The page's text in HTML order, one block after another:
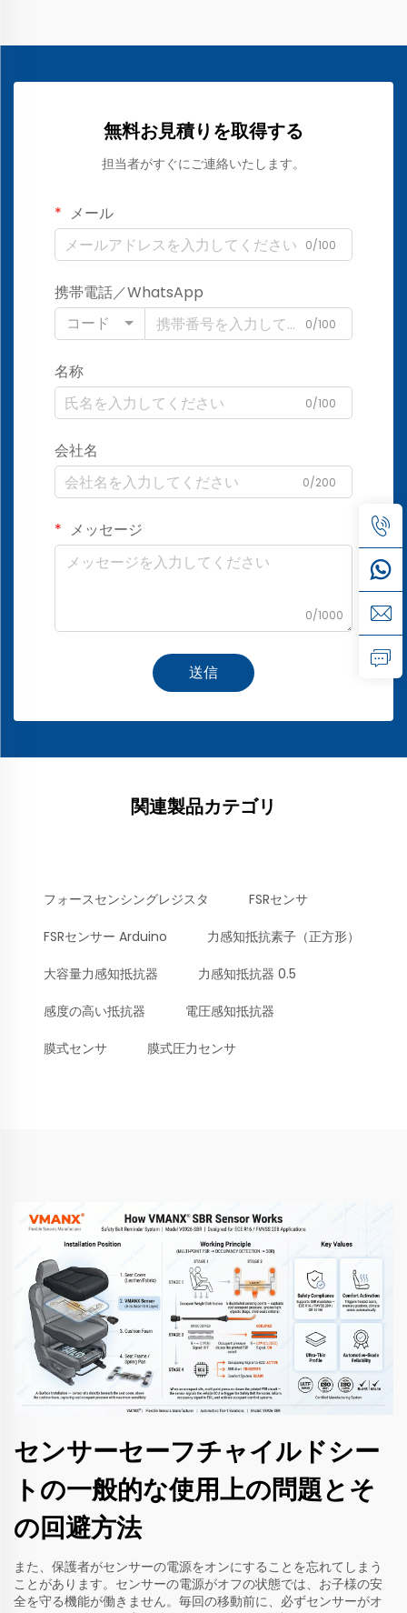
無料お見積りを取得する
担当者がすぐにご連絡いたします。
メール
0/100
携帯電話／WhatsApp
コード
0/100
名称
0/100
会社名
0/200
メッセージ
0/1000
送信
関連製品カテゴリ
フォースセンシングレジスタ FSRセンサ
FSRセンサー Arduino 力感知抵抗素子（正方形）
大容量力感知抵抗器 力感知抵抗器 0.5
感度の高い抵抗器 電圧感知抵抗器
膜式センサ 膜式圧力センサ
センサーセーフチャイルドシー
トの一般的な使用上の問題とそ
の回避方法
また、保護者がセンサーの電源をオンにすることを忘れてしまう
ことがあります。センサーの電源がオフの状態では、お子様の安
全を守る機能が働きません。毎回の移動前に、必ずセンサーがオ